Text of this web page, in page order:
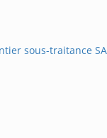
sous-traitance